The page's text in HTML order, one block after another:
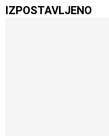
IZPOSTAVLJENO